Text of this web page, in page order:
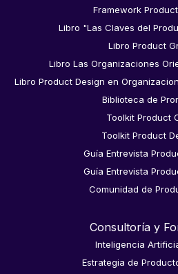
Framework
Libro "Las Claves del
Libro Product
Libro Las Organizaciones
Libro Product Design en
Biblioteca de
Toolkit Product
Toolkit Product
Guía Entrevista
Guía Entrevista
Comunidad de
Consultoría y
Inteligencia
Estrategia de